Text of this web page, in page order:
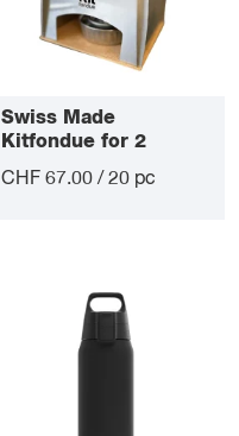
Swiss Made
Kitfondue for 2
CHF 67.00 / 20 pc